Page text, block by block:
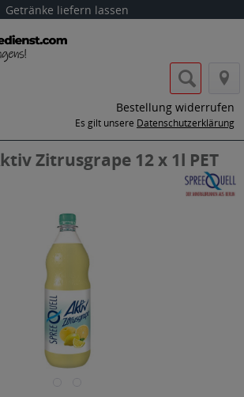
Getränke liefern lassen
Bestellung widerrufen
Es gilt unsere Datenschutzerklärung
Zitrusgrape 12 x 1l PET